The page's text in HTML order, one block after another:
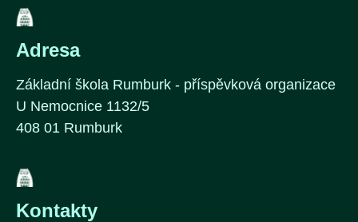
Adresa
Základní škola Rumburk - příspěvková organizace
U Nemocnice 1132/5
408 01 Rumburk
Kontakty